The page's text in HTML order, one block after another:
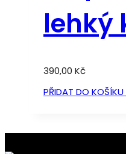
lehký
390,00 Kč
PŘIDAT DO KOŠÍKU